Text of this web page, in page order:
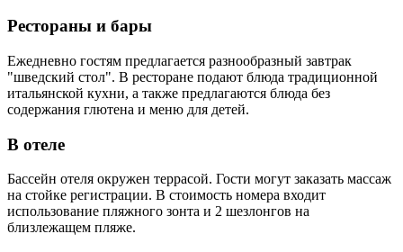
Рестораны и бары
Ежедневно гостям предлагается разнообразный завтрак
"шведский стол". В ресторане подают блюда традиционной
итальянской кухни, а также предлагаются блюда без
содержания глютена и меню для детей.
В отеле
Бассейн отеля окружен террасой. Гости могут заказать массаж
на стойке регистрации. В стоимость номера входит
использование пляжного зонта и 2 шезлонгов на
близлежащем пляже.